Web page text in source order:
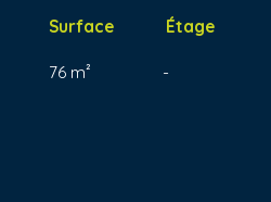
Surface Étage
76 m² -